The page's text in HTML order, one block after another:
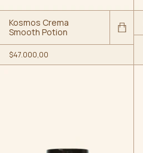
Kosmos Crema
Smooth Potion
$47.000,00